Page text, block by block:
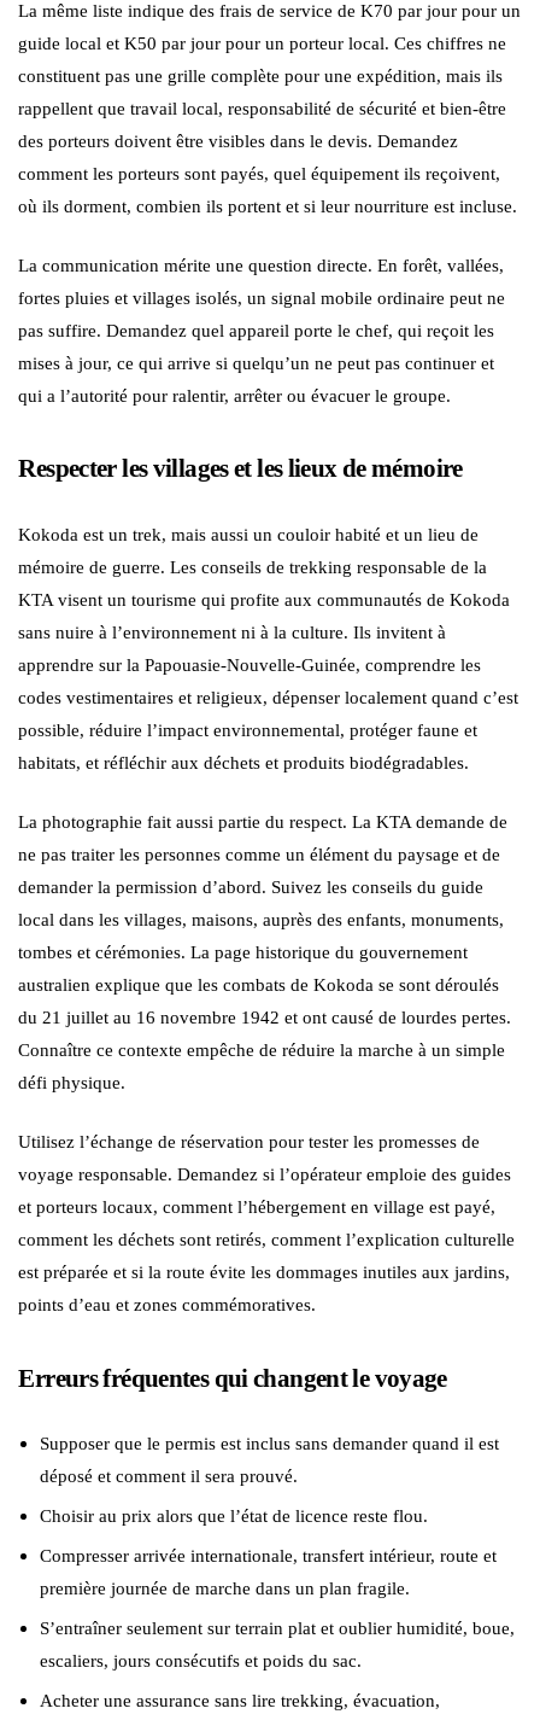
La même liste indique des frais de service de K70 par jour pour un
guide local et K50 par jour pour un porteur local. Ces chiffres ne
constituent pas une grille complète pour une expédition, mais ils
rappellent que travail local, responsabilité de sécurité et bien-être
des porteurs doivent être visibles dans le devis. Demandez
comment les porteurs sont payés, quel équipement ils reçoivent,
où ils dorment, combien ils portent et si leur nourriture est incluse.
La communication mérite une question directe. En forêt, vallées,
fortes pluies et villages isolés, un signal mobile ordinaire peut ne
pas suffire. Demandez quel appareil porte le chef, qui reçoit les
mises à jour, ce qui arrive si quelqu’un ne peut pas continuer et
qui a l’autorité pour ralentir, arrêter ou évacuer le groupe.
Respecter les villages et les lieux de mémoire
Kokoda est un trek, mais aussi un couloir habité et un lieu de
mémoire de guerre. Les conseils de trekking responsable de la
KTA visent un tourisme qui profite aux communautés de Kokoda
sans nuire à l’environnement ni à la culture. Ils invitent à
apprendre sur la Papouasie-Nouvelle-Guinée, comprendre les
codes vestimentaires et religieux, dépenser localement quand c’est
possible, réduire l’impact environnemental, protéger faune et
habitats, et réfléchir aux déchets et produits biodégradables.
La photographie fait aussi partie du respect. La KTA demande de
ne pas traiter les personnes comme un élément du paysage et de
demander la permission d’abord. Suivez les conseils du guide
local dans les villages, maisons, auprès des enfants, monuments,
tombes et cérémonies. La page historique du gouvernement
australien explique que les combats de Kokoda se sont déroulés
du 21 juillet au 16 novembre 1942 et ont causé de lourdes pertes.
Connaître ce contexte empêche de réduire la marche à un simple
défi physique.
Utilisez l’échange de réservation pour tester les promesses de
voyage responsable. Demandez si l’opérateur emploie des guides
et porteurs locaux, comment l’hébergement en village est payé,
comment les déchets sont retirés, comment l’explication culturelle
est préparée et si la route évite les dommages inutiles aux jardins,
points d’eau et zones commémoratives.
Erreurs fréquentes qui changent le voyage
Supposer que le permis est inclus sans demander quand il est
déposé et comment il sera prouvé.
Choisir au prix alors que l’état de licence reste flou.
Compresser arrivée internationale, transfert intérieur, route et
première journée de marche dans un plan fragile.
S’entraîner seulement sur terrain plat et oublier humidité, boue,
escaliers, jours consécutifs et poids du sac.
Acheter une assurance sans lire trekking, évacuation,